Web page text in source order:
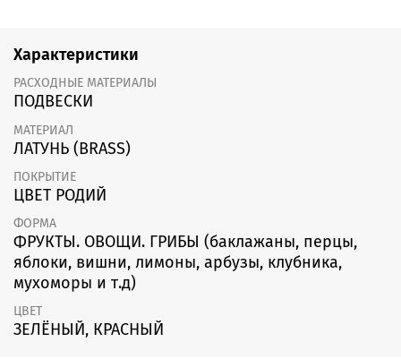
Характеристики
РАСХОДНЫЕ МАТЕРИАЛЫ
ПОДВЕСКИ
МАТЕРИАЛ
ЛАТУНЬ (BRASS)
ПОКРЫТИЕ
ЦВЕТ РОДИЙ
ФОРМА
ФРУКТЫ. ОВОЩИ. ГРИБЫ (баклажаны, перцы,
яблоки, вишни, лимоны, арбузы, клубника,
мухоморы и т.д)
ЦВЕТ
ЗЕЛЁНЫЙ, КРАСНЫЙ